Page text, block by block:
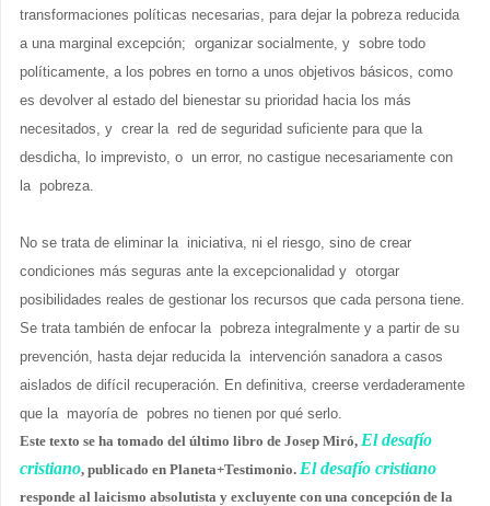
transformaciones políticas necesarias, para dejar la pobreza reducida
a una marginal excepción; organizar socialmente, y sobre todo
políticamente, a los pobres en torno a unos objetivos básicos, como
es devolver al estado del bienestar su prioridad hacia los más
necesitados, y crear la red de seguridad suficiente para que la
desdicha, lo imprevisto, o un error, no castigue necesariamente con
la pobreza.
No se trata de eliminar la iniciativa, ni el riesgo, sino de crear
condiciones más seguras ante la excepcionalidad y otorgar
posibilidades reales de gestionar los recursos que cada persona tiene.
Se trata también de enfocar la pobreza integralmente y a partir de su
prevención, hasta dejar reducida la intervención sanadora a casos
aislados de difícil recuperación. En definitiva, creerse verdaderamente
que la mayoría de pobres no tienen por qué serlo.
Este texto se ha tomado del último libro de Josep Miró, El desafío
cristiano, publicado en Planeta+Testimonio. El desafío cristiano
responde al laicismo absolutista y excluyente con una concepción de la